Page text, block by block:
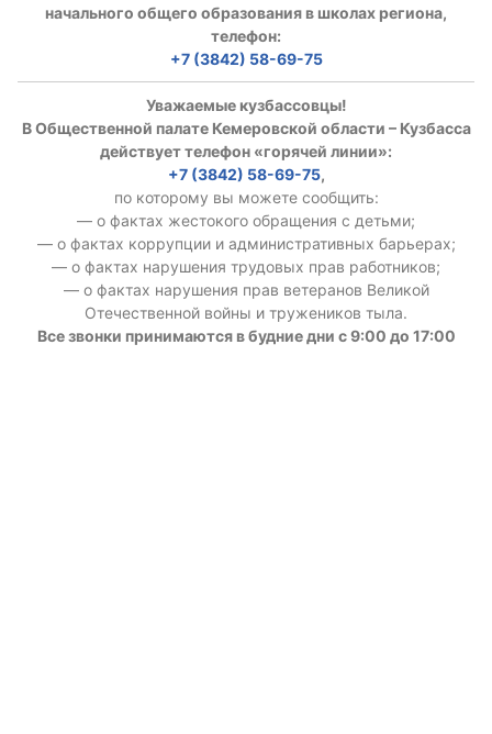
начального общего образования в школах региона,
телефон:
+7 (3842) 58-69-75
Уважаемые кузбассовцы!
В Общественной палате Кемеровской области – Кузбасса
действует телефон «горячей линии»:
+7 (3842) 58-69-75,
по которому вы можете сообщить:
— о фактах жестокого обращения с детьми;
— о фактах коррупции и административных барьерах;
— о фактах нарушения трудовых прав работников;
— о фактах нарушения прав ветеранов Великой
Отечественной войны и тружеников тыла.
Все звонки принимаются в будние дни с 9:00 до 17:00